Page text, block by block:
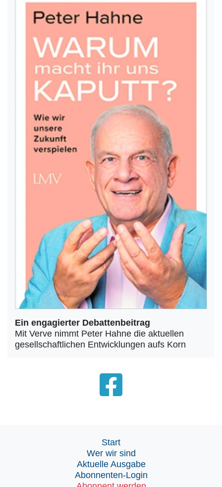
Ein engagierter Debattenbeitrag
Mit Verve nimmt Peter Hahne die aktuellen
gesellschaftlichen Entwicklungen aufs Korn
Start
Wer wir sind
Aktuelle Ausgabe
Abonnenten-Login